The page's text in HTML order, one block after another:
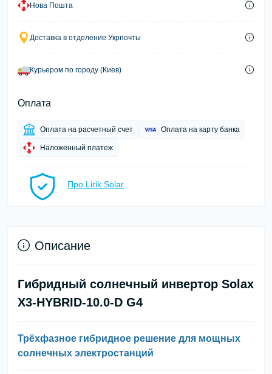
Нова Пошта
Доставка в отделение Укрпочты
Курьером по городу (Киев)
Оплата
Оплата на расчетный счет Оплата на карту банка
Наложенный платеж
Про Lirik Solar
Описание
Гибридный солнечный инвертор Solax
X3-HYBRID-10.0-D G4
Трёхфазное гибридное решение для мощных
солнечных электростанций